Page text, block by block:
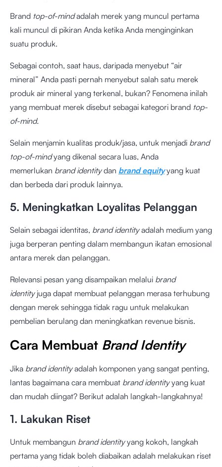
Brand top-of-mindadalah merek yang muncul pertama
kali muncul di pikiran Anda ketika Anda menginginkan
suatu produk.
Sebagai contoh, saat haus, daripada menyebut “air
mineral” Anda pasti pernah menyebut salah satu merek
produk air mineral yang terkenal, bukan? Fenomena inilah
yang membuat merek disebut sebagai kategori brand top-
of-mind.
Selain menjamin kualitas produk/jasa, untuk menjadi brand
top-of-mindyang dikenal secara luas, Anda
memerlukan brand identitydan brand equity yang kuat
dan berbeda dari produk lainnya.
5. Meningkatkan Loyalitas Pelanggan
Selain sebagai identitas, brand identityadalah medium yang
juga berperan penting dalam membangun ikatan emosional
antara merek dan pelanggan.
Relevansi pesan yang disampaikan melalui brand
identity juga dapat membuat pelanggan merasa terhubung
dengan merek sehingga tidak ragu untuk melakukan
pembelian berulang dan meningkatkan revenue bisnis.
Cara Membuat Brand Identity
Jika brand identityadalah komponen yang sangat penting,
lantas bagaimana cara membuat brand identityyang kuat
dan mudah diingat? Berikut adalah langkah-langkahnya!
1. Lakukan Riset
Untuk membangun brand identityyang kokoh, langkah
pertama yang tidak boleh diabaikan adalah melakukan riset